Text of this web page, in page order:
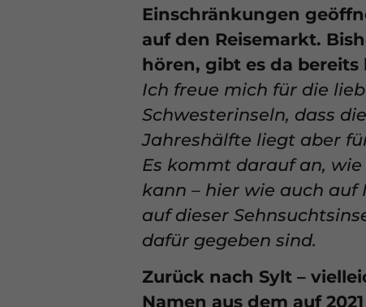
Einschränkungen
auf den Reisemarkt.
hören, gibt es da
Ich freue mich für die
Schwesterinseln, dass
Jahreshälfte liegt aber
Es kommt darauf an,
kann – hier wie auch auf
auf dieser
dafür gegeben sind.
Zurück nach Sylt –
Namen aus dem auf